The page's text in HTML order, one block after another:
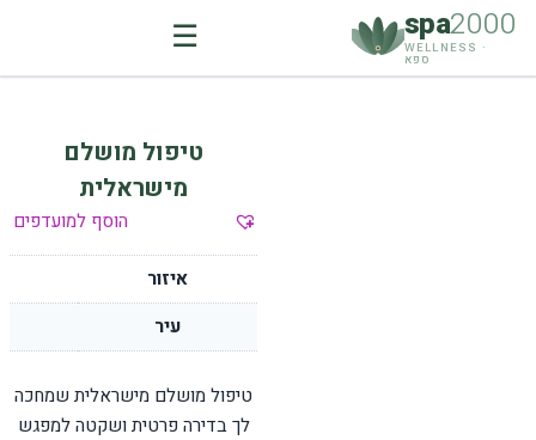
spa2000
WELLNESS ·
ספא ☰
טיפול מושלם
מישראלית
הוסף למועדפים
איזור
עיר
טיפול מושלם מישראלית שמחכה
לך בדירה פרטית ושקטה למפגש